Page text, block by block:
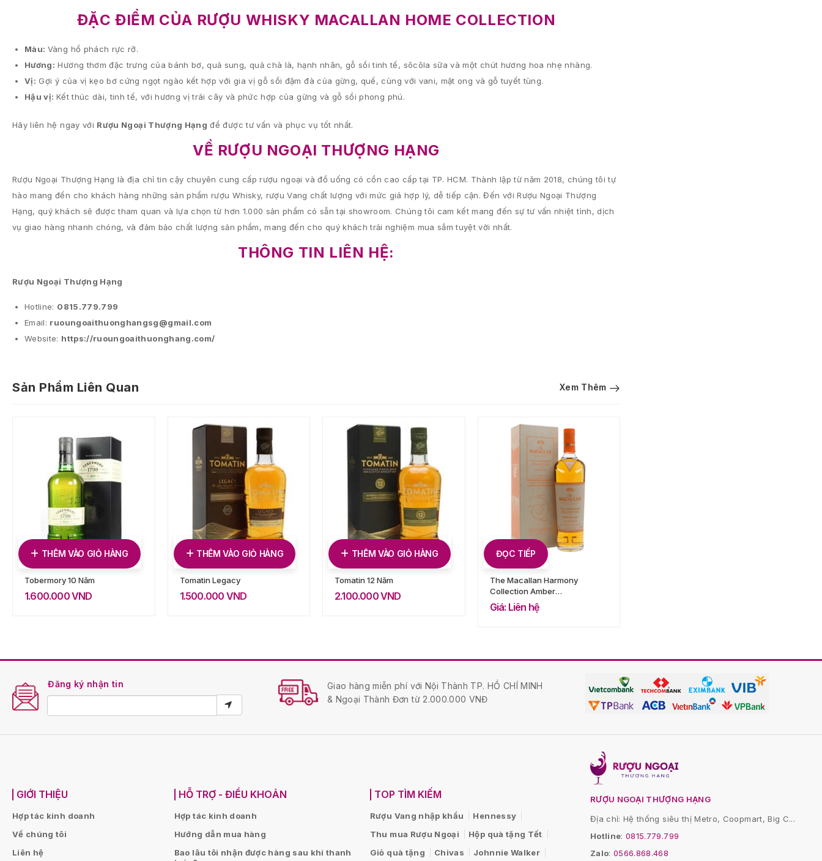
ĐẶC ĐIỂM CỦA RƯỢU WHISKY MACALLAN HOME COLLECTION
Màu: Vàng hổ phách rực rỡ.
Hương: Hương thơm đặc trưng của bánh bơ, quả sung, quả chà là, hạnh nhân, gỗ sồi tinh tế, sôcôla sữa và một chút hương hoa nhẹ nhàng.
Vị: Gợi ý của vị kẹo bơ cứng ngọt ngào kết hợp với gia vị gỗ sồi đậm đà của gừng, quế, cùng với vani, mật ong và gỗ tuyết tùng.
Hậu vị: Kết thúc dài, tinh tế, với hương vị trái cây và phức hợp của gừng và gỗ sồi phong phú.
Hãy liên hệ ngay với Rượu Ngoại Thượng Hạng để được tư vấn và phục vụ tốt nhất.
VỀ RƯỢU NGOẠI THƯỢNG HẠNG
Rượu Ngoại Thượng Hạng là địa chỉ tin cậy chuyên cung cấp rượu ngoại và đồ uống có cồn cao cấp tại TP. HCM. Thành lập từ năm 2018, chúng tôi tự
hào mang đến cho khách hàng những sản phẩm rượu Whisky, rượu Vang chất lượng với mức giá hợp lý, dễ tiếp cận. Đến với Rượu Ngoại Thượng
Hạng, quý khách sẽ được tham quan và lựa chọn từ hơn 1.000 sản phẩm có sẵn tại showroom. Chúng tôi cam kết mang đến sự tư vấn nhiệt tình, dịch
vụ giao hàng nhanh chóng, và đảm bảo chất lượng sản phẩm, mang đến cho quý khách trải nghiệm mua sắm tuyệt vời nhất.
THÔNG TIN LIÊN HỆ:
Rượu Ngoại Thượng Hạng
Hotline: 0815.779.799
Email: ruoungoaithuonghangsg@gmail.com
Website: https://ruoungoaithuonghang.com/
Sản Phẩm Liên Quan Xem Thêm
THÊM VÀO GIỎ HÀNG
Tobermory 10 Năm
1.600.000VND
THÊM VÀO GIỎ HÀNG
Tomatin Legacy
1.500.000 VND
THÊM VÀO GIỎ HÀNG
Tomatin 12 Năm
2.100.000VND
ĐỌC TIẾP
The Macallan Harmony
Collection Amber
Meadow
Giá: Liên hệ
Đăng ký nhận tin
Giao hàng miễn phí với Nội Thành TP. HỒ CHÍ MINH
& Ngoại Thành Đơn từ 2.000.000 VNĐ
GIỚI THIỆU
Hợp tác kinh doanh
Về chúng tôi
Liên hệ
HỖ TRỢ - ĐIỀU KHOẢN
Hợp tác kinh doanh
Hướng dẫn mua hàng
Bao lâu tôi nhận được hàng sau khi thanh
TOP TÌM KIẾM
Rượu Vang nhập khẩu
Hennessy
Thu mua Rượu Ngoại
Hộp quà tặng Tết
Giỏ quà tặng
Chivas Johnnie Walker
RƯỢU NGOẠI THƯỢNG HẠNG
Địa chỉ: Hệ thống siêu thị Metro, Coopmart, Big C...
Hotline:0815.779.799
Zalo: 0566.868.468